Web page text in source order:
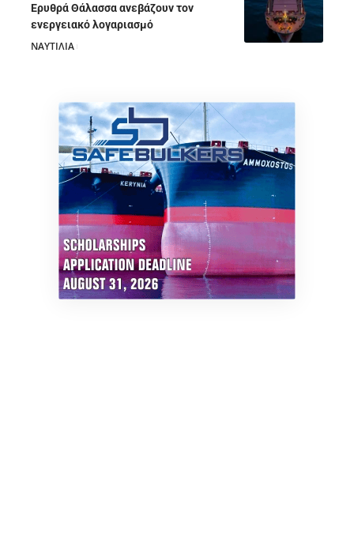
Ερυθρά Θάλασσα ανεβάζουν τον
ενεργειακό λογαριασμό
ΝΑΥΤΙΛΙΑ